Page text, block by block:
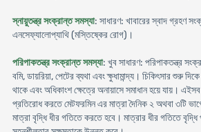
স্নায়ুতন্ত্র সংক্রান্ত সমস্যা: সাধারণ: খাবারের স্বাদ গ্রহণ
এনসেফ্যালোপ্যাথি (মস্তিষ্কের রোগ)।
পরিপাকতন্ত্র সংক্রান্ত সমস্যা: খুব সাধারণ: পরিপাকতন্ত্র
বমি, ডায়রিয়া, পেটের ব্যথা এবং ক্ষুধামান্দ্য। চিকিৎসার শুরু
থাকে এবং অধিকাংশ ক্ষেত্রে অনায়াসে সমাধান হয়ে যায়।
প্রতিরোধ করতে মেটফরমিন এর মাত্রা দৈনিক ২ অথবা ৩টি
মাত্রা বৃদ্ধি ধীর গতিতে করতে হবে। মাত্রার ধীর গতিতে